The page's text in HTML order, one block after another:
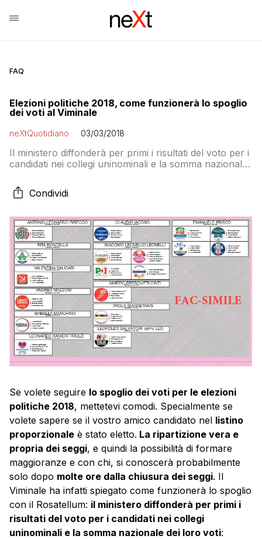
FAQ
Elezioni politiche 2018, come funzionerà lo spoglio
dei voti al Viminale
neXtQuotidiano 03/03/2018
Il ministero diffonderà per primi i risultati del voto per i
candidati nei collegi uninominali e la somma nazionale
risultati delle coalizioni, ma per quelli dei singoli partiti
ci vorrà molto di più
Condividi
Se volete seguire lo spoglio dei voti per le elezioni
politiche 2018, mettetevi comodi. Specialmente se
volete sapere se il vostro amico candidato nel listino
proporzionale è stato eletto. La ripartizione vera e
propria dei seggi, e quindi la possibilità di formare
maggioranze e con chi, si conoscerà probabilmente
solo dopo molte ore dalla chiusura dei seggi. Il
Viminale ha infatti spiegato come funzionerà lo spoglio
con il Rosatellum: il ministero diffonderà per primi i
risultati del voto per i candidati nei collegi
uninominali e la somma nazionale dei loro voti: